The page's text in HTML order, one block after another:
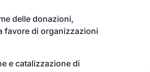
delle donazioni,
favore di organizzazioni
e catalizzazione di